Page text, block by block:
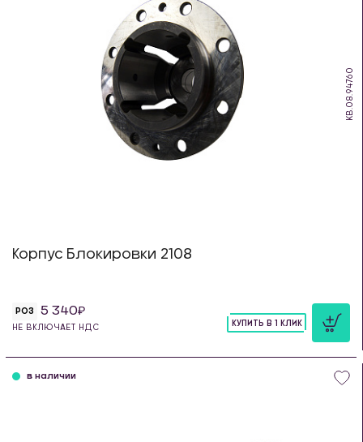
KB.08.94760
Корпус Блокировки 2108
РОЗ 5 340
НЕ ВКЛЮЧАЕТ НДС
КУПИТЬ В 1 КЛИК
в наличии